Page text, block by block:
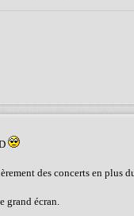
des concerts en plus
grand écran.